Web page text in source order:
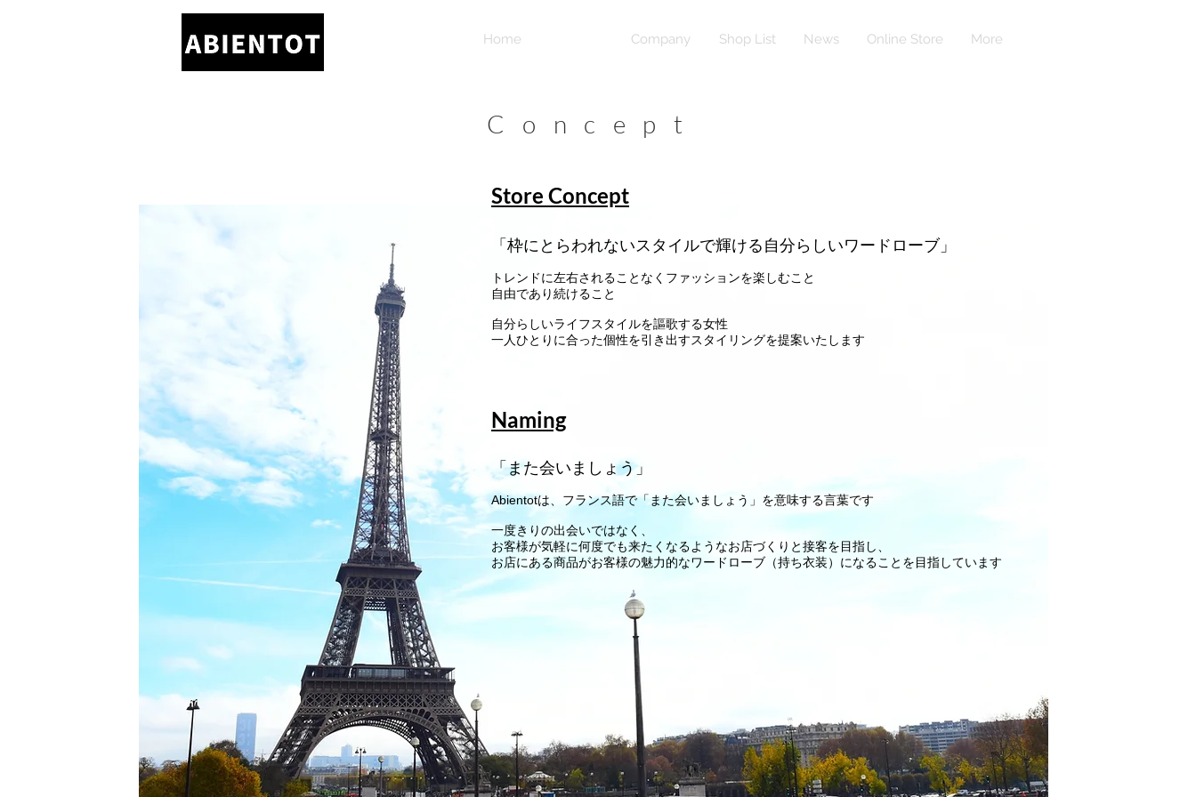
Home Company Shop List News Online Store More
Concept
Store Concept
「枠にとらわれないスタイルで輝ける自分らしいワードローブ」
トレンドに左右されることなくファッションを楽しむこと
自由であり続けること
​自分らしいライフスタイルを謳歌する女性
一人ひとりに合った個性を引き出すスタイリングを提案いたします
Naming
「また会いましょう」
Abientotは、フランス語で「また会いましょう」を意味する言葉です
一度きりの出会いではなく、
お客様が気軽に何度でも来たくなるようなお店づくりと接客を目指し、
お店にある商品がお客様の魅力的なワードローブ（持ち衣装）になることを目指しています